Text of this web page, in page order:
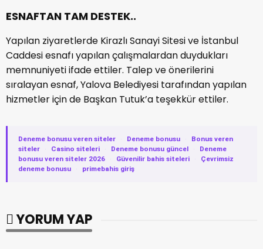
ESNAFTAN TAM DESTEK..
Yapılan ziyaretlerde Kirazlı Sanayi Sitesi ve İstanbul
Caddesi esnafı yapılan çalışmalardan duydukları
memnuniyeti ifade ettiler. Talep ve önerilerini
sıralayan esnaf, Yalova Belediyesi tarafından yapılan
hizmetler için de Başkan Tutuk’a teşekkür ettiler.
Deneme bonusu veren siteler · Deneme bonusu ·
Bonus veren
siteler
· Casino siteleri · Deneme bonusu güncel ·
Deneme
bonusu veren siteler 2026
· Güvenilir bahis siteleri ·
Çevrimsiz
deneme bonusu
· primebahis giriş
YORUM YAP